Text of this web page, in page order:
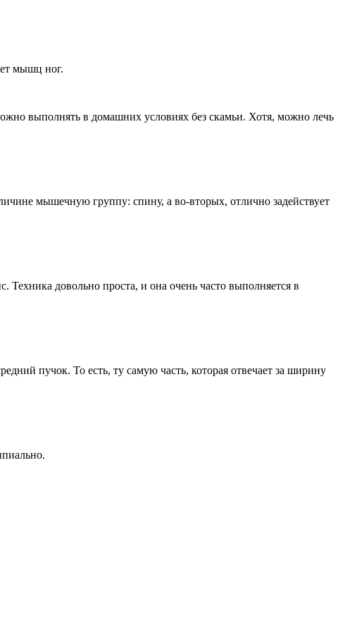
мышц ног.
выполнять в домашних условиях без скамьи. Хотя, можно лечь
мышечную группу: спину, а во-вторых, отлично задействует
довольно проста, и она очень часто выполняется в
пучок. То есть, ту самую часть, которая отвечает за ширину